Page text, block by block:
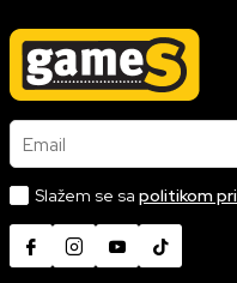
Email
Slažem se sa politikom